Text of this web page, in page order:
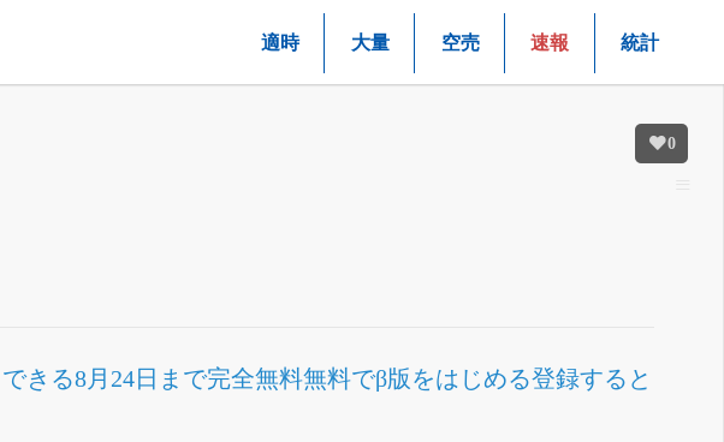
適時 大量 空売 速報 統計
0
きる8月24日まで完全無料無料でβ版をはじめる登録すると